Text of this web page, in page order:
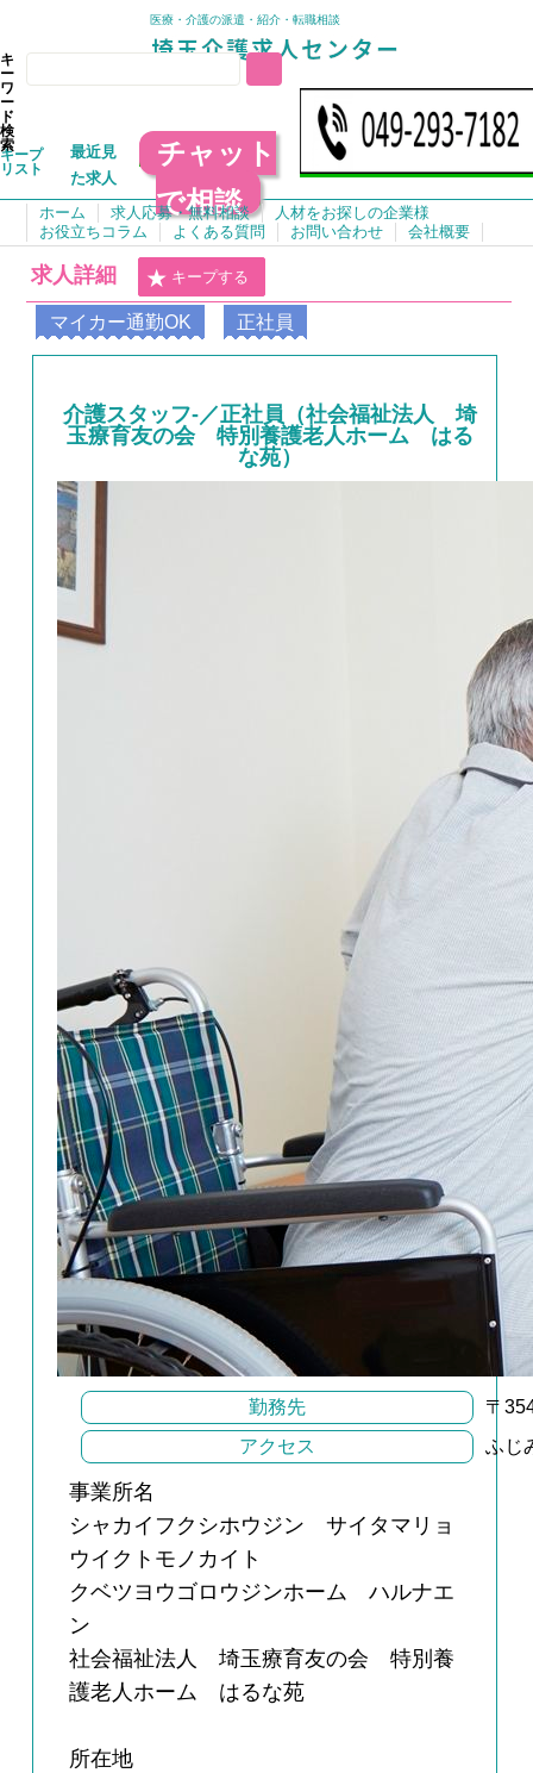
医療・介護の派遣・紹介・転職相談
キ
ー
ワ
ー
ド
検
索
キープ
リスト
最近見
た求人
チャット
で相談
ホーム 求人応募・無料相談
人材をお探しの企業様
お役立ちコラム
よくある質問 お問い合わせ 会社概要
求人詳細 キープする
マイカー通勤OK 正社員
介護スタッフ-／正社員（社会福祉法人 埼
玉療育友の会 特別養護老人ホーム はる
な苑）
勤務先
〒
アクセス
ふじ
事業所名
シャカイフクシホウジン サイタマリョ
ウイクトモノカイト
クベツヨウゴロウジンホーム ハルナエ
ン
社会福祉法人 埼玉療育友の会 特別養
護老人ホーム はるな苑
所在地